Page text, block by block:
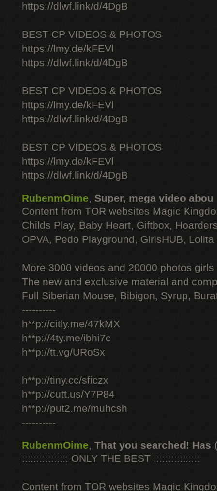
https://dlwf.link/d/4DgB
BEST CP VIDEOS & PHOTOS
https://lmy.de/kFEVl
https://dlwf.link/d/4DgB
BEST CP VIDEOS & PHOTOS
https://lmy.de/kFEVl
https://dlwf.link/d/4DgB
BEST CP VIDEOS & PHOTOS
https://lmy.de/kFEVl
https://dlwf.link/d/4DgB
RubenmOime, Super, mega video abou
Content from TOR websites Magic
Childs Play, Baby Heart, Giftbox,
OPVA, Pedo Playground, GirlsHUB, Lolita
More 3000 videos and 20000 photos
The new and exclusive material and
Full Siberian Mouse, Bibigon, Syrup,
----------
h**p://citly.me/47kMX
h**p://4ty.me/ibhi7c
h**p://tt.vg/URoSx
h**p://tiny.cc/sficzx
h**p://cutt.us/Y7P84
h**p://put2.me/muhcsh
----------
RubenmOime, That you searched! Has
:::::::::::::::: ONLY THE BEST ::::::::::::::::
Content from TOR websites Magic